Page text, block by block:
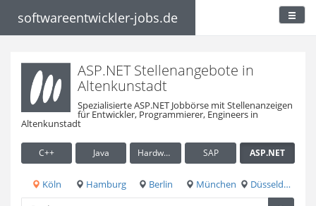
softwareentwickler-jobs.de
ASP.NET Stellenangebote in
Altenkunstadt
Spezialisierte ASP.NET Jobbörse mit Stellenanzeigen
für Entwickler, Programmierer, Engineers in
Altenkunstadt
C++ Java Hardware / Embedded SAP ASP.NET
Köln Hamburg Berlin München Düsseldorf